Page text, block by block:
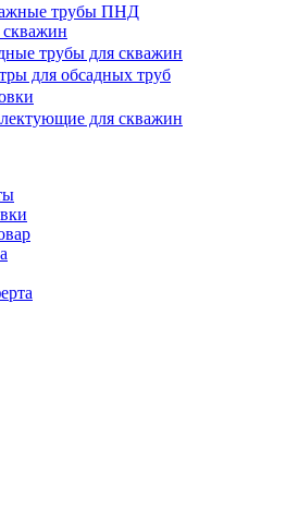
трубы ПНД
скважин
трубы для скважин
для обсадных труб
для скважин